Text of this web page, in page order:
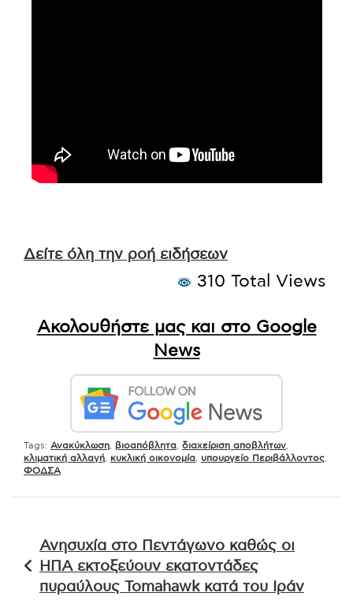
Δείτε όλη την ροή ειδήσεων
310 Total Views
Ακολουθήστε μας και στο Google
News
Tags: Ανακύκλωση βιοαπόβλητα διαχείριση αποβλήτων
κλιματική αλλαγή
κυκλική οικονομία υπουργείο Περιβάλλοντος
ΦΟΔΣΑ
άρθρων
Ανησυχία στο Πεντάγωνο καθώς οι
ΗΠΑ εκτοξεύουν εκατοντάδες
πυραύλους Tomahawk κατά του Ιράν